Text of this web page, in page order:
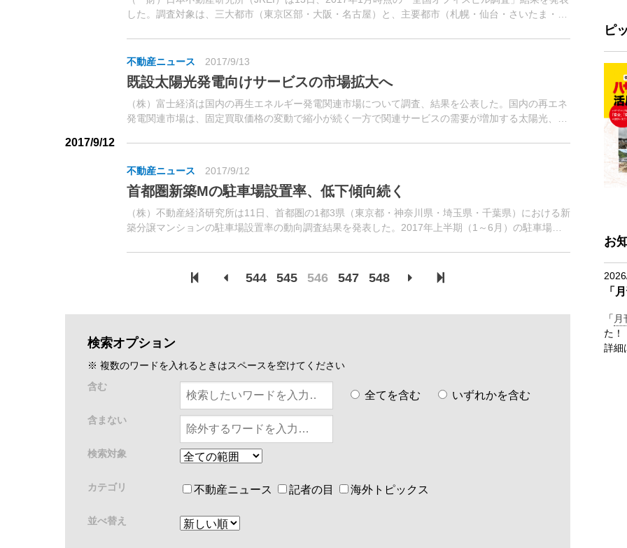
した。調査対象は、三大都市（東京区部・大阪・名古屋）と、主要都市（札幌・仙台・さいたま・千
不動産ニュース 2017/9/13
既設太陽光発電向けサービスの市場拡大へ
（株）富士経済は国内の再生エネルギー発電関連市場について調査、結果を公表した。国内の再エネ
発電関連市場は、固定買取価格の変動で縮小が続く一方で関連サービスの需要が増加する太陽光、輸
2017/9/12
不動産ニュース 2017/9/12
首都圏新築Mの駐車場設置率、低下傾向続く
（株）不動産経済研究所は11日、首都圏の1都3県（東京都・神奈川県・埼玉県・千葉県）における新
築分譲マンションの駐車場設置率の動向調査結果を発表した。2017年上半期（1～6月）の駐車場設
544 545 546 547 548
検索オプション
※ 複数のワードを入れるときはスペースを空けてください
含む
全てを含む いずれかを含む
含まない
検索対象
カテゴリ 不動産ニュース 記者の目 海外トピックス
並べ替え
ピ
お
「
「
た！
詳細